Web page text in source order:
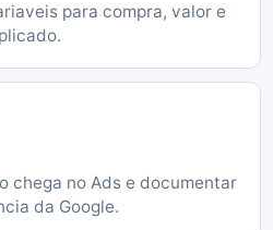
para compra, valor e
chega no Ads e documentar
da Google.